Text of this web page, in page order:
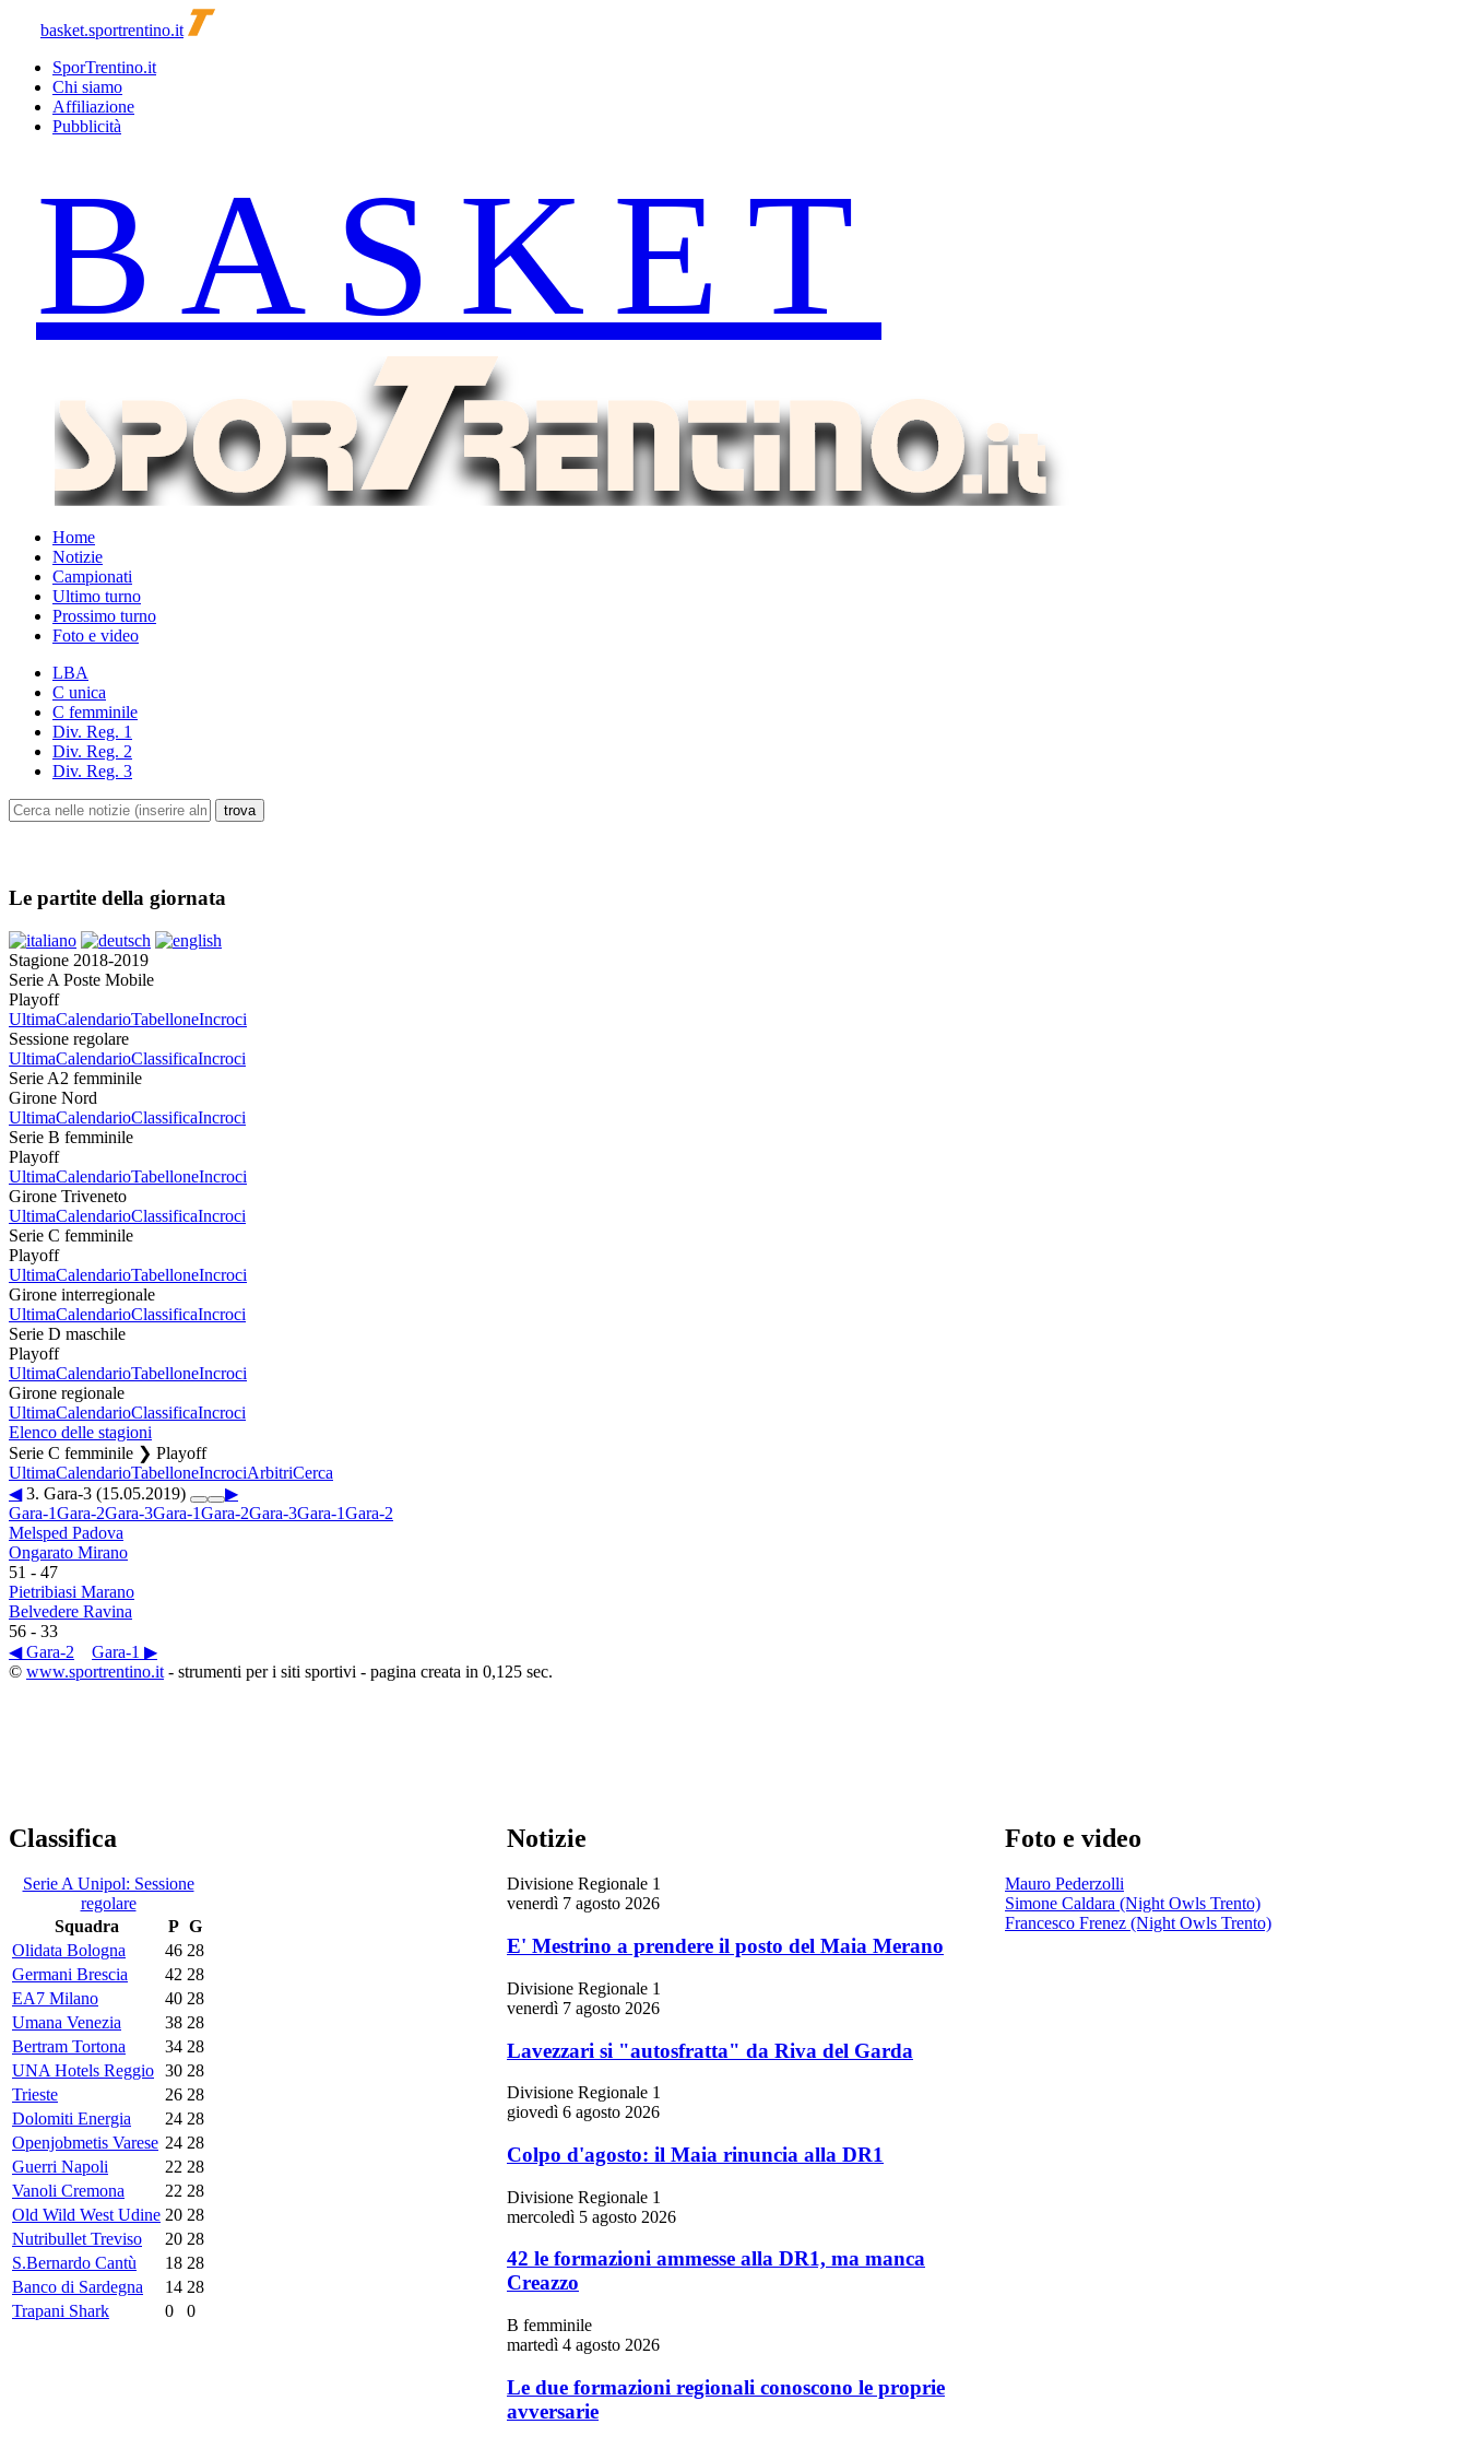
basket.sportrentino.it
SporTrentino.it
Chi siamo
Affiliazione
Pubblicità
Home
Notizie
Campionati
Ultimo turno
Prossimo turno
Foto e video
LBA
C unica
C femminile
Div. Reg. 1
Div. Reg. 2
Div. Reg. 3
Le partite della giornata
Stagione 2018-2019
Serie A Poste Mobile
Playoff
UltimaCalendarioTabelloneIncroci
Sessione regolare
UltimaCalendarioClassificaIncroci
Serie A2 femminile
Girone Nord
UltimaCalendarioClassificaIncroci
Serie B femminile
Playoff
UltimaCalendarioTabelloneIncroci
Girone Triveneto
UltimaCalendarioClassificaIncroci
Serie C femminile
Playoff
UltimaCalendarioTabelloneIncroci
Girone interregionale
UltimaCalendarioClassificaIncroci
Serie D maschile
Playoff
UltimaCalendarioTabelloneIncroci
Girone regionale
UltimaCalendarioClassificaIncroci
Elenco delle stagioni
Serie C femminile ❯ Playoff
UltimaCalendarioTabelloneIncrociArbitriCerca
◀3. Gara-3 (15.05.2019)
▶
Gara-1Gara-2Gara-3Gara-1Gara-2Gara-3Gara-1Gara-2
Melsped Padova
Ongarato Mirano
51 - 47
Pietribiasi Marano
Belvedere Ravina
56 - 33
◀ Gara-2
Gara-1 ▶
© www.sportrentino.it - strumenti per i siti sportivi - pagina creata in 0,125 sec.
Classifica
Serie A Unipol: Sessione
regolare
Squadra
P G
Olidata Bologna
46 28
Germani Brescia
42 28
EA7 Milano
40 28
Umana Venezia
38 28
Bertram Tortona
34 28
UNA Hotels Reggio 30 28
Trieste
26 28
Dolomiti Energia
24 28
Openjobmetis Varese 24 28
Guerri Napoli
22 28
Vanoli Cremona
22 28
Old Wild West Udine 20 28
Nutribullet Treviso
20 28
S.Bernardo Cantù
18 28
Banco di Sardegna
14 28
Trapani Shark
0 0
Notizie
Divisione Regionale 1
venerdì 7 agosto 2026
E' Mestrino a prendere il posto del Maia Merano
Divisione Regionale 1
venerdì 7 agosto 2026
Lavezzari si "autosfratta" da Riva del Garda
Divisione Regionale 1
giovedì 6 agosto 2026
Colpo d'agosto: il Maia rinuncia alla DR1
Divisione Regionale 1
mercoledì 5 agosto 2026
42 le formazioni ammesse alla DR1, ma manca
Creazzo
B femminile
martedì 4 agosto 2026
Le due formazioni regionali conoscono le proprie
avversarie
Foto e video
Mauro Pederzolli
Simone Caldara (Night Owls Trento)
Francesco Frenez (Night Owls Trento)